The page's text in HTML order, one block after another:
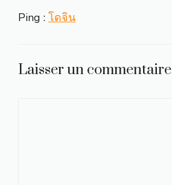
Ping : โดจิน
Laisser un commentaire